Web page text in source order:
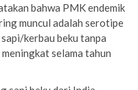
bahwa PMK endemik
muncul adalah serotipe
kerbau beku tanpa
selama tahun